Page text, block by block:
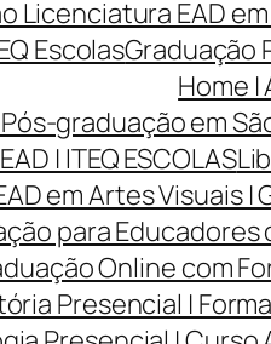
Licenciatura EAD
EscolasGraduação
Home |
graduação em
| ITEQ ESCOLAS
em Artes Visuais |
para Educadores
Online com
Presencial |